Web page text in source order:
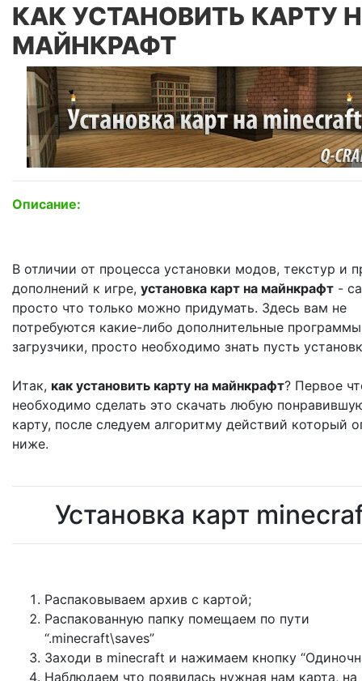
КАК УСТАНОВИТЬ КАРТУ
МАЙНКРАФТ
Описание:
В отличии от процесса установки модов, текстур и
дополнений к игре, установка карт на майнкрафт -
просто что только можно придумать. Здесь вам не
потребуются какие-либо дополнительные
загрузчики, просто необходимо знать пусть
Итак, как установить карту на майнкрафт? Первое
необходимо сделать это скачать любую
карту, после следуем алгоритму действий который
ниже.
Установка карт
Распаковываем архив с картой;
Распакованную папку помещаем по пути
“.minecraft\saves”
Заходи в minecraft и нажимаем кнопку
Наблюдаем что появилась нужная нам карта, на